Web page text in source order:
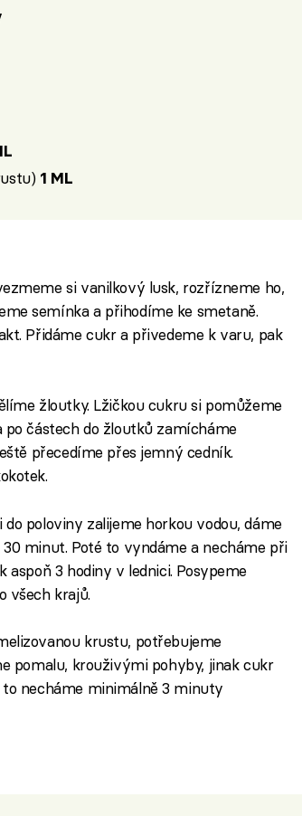
1 ML
si vanilkový lusk, rozřízneme ho,
semínka a přihodíme ke smetaně.
Přidáme cukr a přivedeme k varu, pak
žloutky. Lžičkou cukru si pomůžeme
částech do žloutků zamícháme
přecedíme přes jemný cedník.
do poloviny zalijeme horkou vodou, dáme
minut. Poté to vyndáme a necháme při
aspoň 3 hodiny v lednici. Posypeme
všech krajů.
krustu, potřebujeme
pomalu, krouživými pohyby, jinak cukr
necháme minimálně 3 minuty